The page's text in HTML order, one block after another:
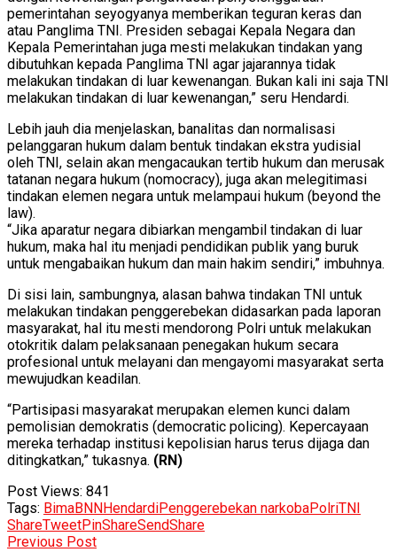
pemerintahan seyogyanya memberikan teguran keras dan
atau Panglima TNI. Presiden sebagai Kepala Negara dan
Kepala Pemerintahan juga mesti melakukan tindakan yang
dibutuhkan kepada Panglima TNI agar jajarannya tidak
melakukan tindakan di luar kewenangan. Bukan kali ini saja TNI
melakukan tindakan di luar kewenangan,” seru Hendardi.
Lebih jauh dia menjelaskan, banalitas dan normalisasi
pelanggaran hukum dalam bentuk tindakan ekstra yudisial
oleh TNI, selain akan mengacaukan tertib hukum dan merusak
tatanan negara hukum (nomocracy), juga akan melegitimasi
tindakan elemen negara untuk melampaui hukum (beyond the
law).
“Jika aparatur negara dibiarkan mengambil tindakan di luar
hukum, maka hal itu menjadi pendidikan publik yang buruk
untuk mengabaikan hukum dan main hakim sendiri,” imbuhnya.
Di sisi lain, sambungnya, alasan bahwa tindakan TNI untuk
melakukan tindakan penggerebekan didasarkan pada laporan
masyarakat, hal itu mesti mendorong Polri untuk melakukan
otokritik dalam pelaksanaan penegakan hukum secara
profesional untuk melayani dan mengayomi masyarakat serta
mewujudkan keadilan.
“Partisipasi masyarakat merupakan elemen kunci dalam
pemolisian demokratis (democratic policing). Kepercayaan
mereka terhadap institusi kepolisian harus terus dijaga dan
ditingkatkan,” tukasnya. (RN)
Post Views: 841
Tags: BimaBNN HendardiPenggerebekan narkobaPolriTNI
ShareTweetPinShareSendShare
Previous Post